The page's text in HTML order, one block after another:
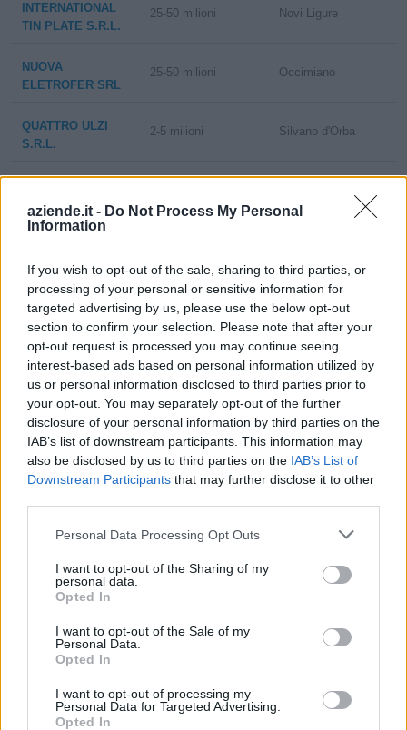
aziende.it - Do Not Process My Personal
Information
If you wish to opt-out of the sale, sharing to third parties, or
processing of your personal or sensitive information for
targeted advertising by us, please use the below opt-out
section to confirm your selection. Please note that after your
opt-out request is processed you may continue seeing
interest-based ads based on personal information utilized by
us or personal information disclosed to third parties prior to
your opt-out. You may separately opt-out of the further
disclosure of your personal information by third parties on the
IAB’s list of downstream participants. This information may
also be disclosed by us to third parties on the IAB’s List of
Downstream Participants that may further disclose it to other
Personal Data Processing Opt Outs
I want to opt-out of the Sharing of my
personal data.
Opted In
I want to opt-out of the Sale of my
Personal Data.
Opted In
I want to opt-out of processing my
Personal Data for Targeted Advertising.
Opted In
INTERNATIONAL
TIN PLATE S.R.L.
25-50 milioni Novi Ligure
NUOVA
ELETROFER SRL
25-50 milioni Occimiano
QUATTRO ULZI
S.R.L.
2-5 milioni Silvano d'Orba
LAMIERE FORATE
S.P.A.
L'ASTESE S.R.L.
GAMBA GIOVANNI
S.R.L.
5-10 milioni Asti
VALBORMIDA SPA 50-100 milioni Bubbio
3 D LASER
LAVORAZIONE
METALLI S.R.L.
SIGLABILE 3 D
LASER
5-10 milioni Canelli
SIRP SRL
C.M.C. SRL 2-5 milioni
TOMATIS